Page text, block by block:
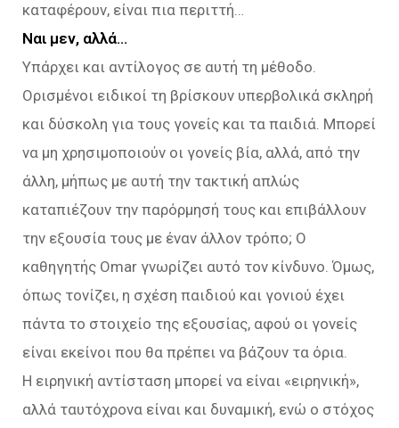
καταφέρουν, είναι πια περιττή…
Ναι μεν, αλλά…
Υπάρχει και αντίλογος σε αυτή τη μέθοδο.
Ορισμένοι ειδικοί τη βρίσκουν υπερβολικά σκληρή
και δύσκολη για τους γονείς και τα παιδιά. Μπορεί
να μη χρησιμοποιούν οι γονείς βία, αλλά, από την
άλλη, μήπως με αυτή την τακτική απλώς
καταπιέζουν την παρόρμησή τους και επιβάλλουν
την εξουσία τους με έναν άλλον τρόπο; Ο
καθηγητής Omar γνωρίζει αυτό τον κίνδυνο. Όμως,
όπως τονίζει, η σχέση παιδιού και γονιού έχει
πάντα το στοιχείο της εξουσίας, αφού οι γονείς
είναι εκείνοι που θα πρέπει να βάζουν τα όρια.
Η ειρηνική αντίσταση μπορεί να είναι «ειρηνική»,
αλλά ταυτόχρονα είναι και δυναμική, ενώ ο στόχος